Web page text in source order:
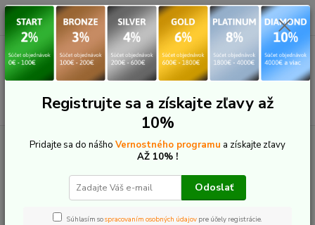
Menu
EUR
Hľadať
+421 907 20 22 33
(Po-Pia: 9:00-16:00)
za0,00 €
E-Bike doplnky Ochrana e-bike komponentov
Kryt displeja MH
pre BOSCH KIOX-300 číra
Kryt displeja MH pre BOSCH
KIOX-300 číra
Registrujte sa a získajte zľavy až
10%
Pridajte sa do nášho Vernostného programu a získajte zľavy
AŽ 10% !
Odoslať
Súhlasím sospracovaním osobných údajov pre účely registrácie.